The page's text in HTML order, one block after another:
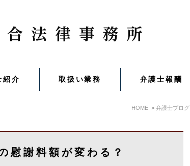
紹介 取扱い業務 弁護士報酬
HOME 弁護士ブログ
慰謝料額が変わる？